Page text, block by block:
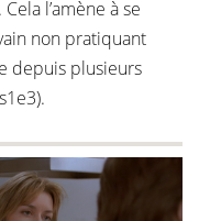
l’amène à se
non pratiquant
depuis plusieurs